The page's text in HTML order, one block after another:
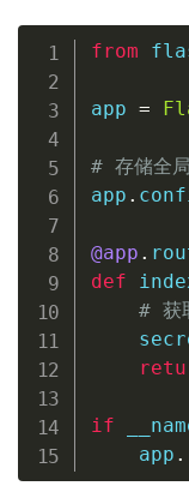
from
app =
# 存储全
app .
@app .
def
# 获
if
    app
.